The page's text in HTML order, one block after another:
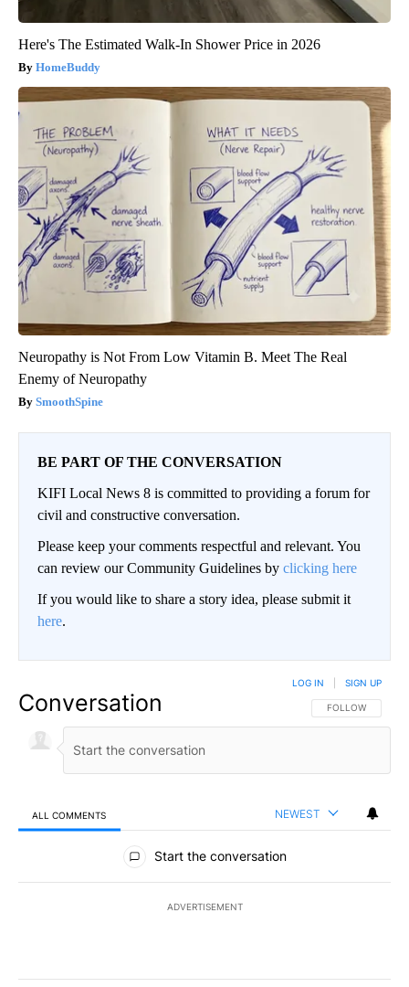
Here's The Estimated Walk-In Shower Price in 2026
HomeBuddy
Neuropathy is Not From Low Vitamin B. Meet The Real
Enemy of Neuropathy
SmoothSpine
BE PART OF THE CONVERSATION
KIFI Local News 8 is committed to providing a forum for
civil and constructive conversation.
Please keep your comments respectful and relevant. You
can review our Community Guidelines by clicking here
If you would like to share a story idea, please submit it
here.
Conversation FOLLOW THIS
FOLLOW
LOG IN SIGN UP
ALL COMMENTS NEWEST
All Comments
Start the conversation
ADVERTISEMENT